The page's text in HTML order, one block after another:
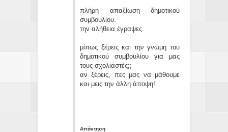
πλήρη απαξίωση δημοτικού
συμβουλίου.
την αλήθεια έγραψες.
μίπως ξέρεις και την γνώμη του
δημοτικού συμβουλίου για μας
τους σχολιαστές;;
αν ξέρεις, πες μας να μάθουμε
και μεις την άλλη άποψη!
Απάντηση